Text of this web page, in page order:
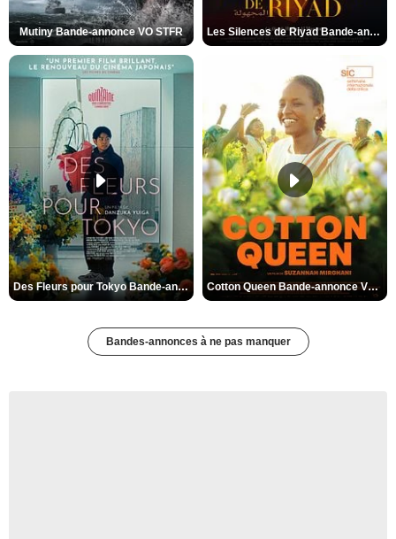
Mutiny Bande-annonce VO STFR Les Silences de Riyad Bande-annonce VO STFR
Des Fleurs pour Tokyo Bande-annonce VO STFR Cotton Queen Bande-annonce VO STFR
Bandes-annonces à ne pas manquer